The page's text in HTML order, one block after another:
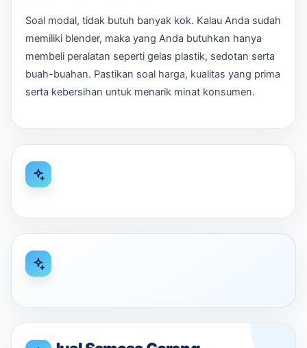
Soal modal, tidak butuh banyak kok. Kalau Anda sudah
memiliki blender, maka yang Anda butuhkan hanya
membeli peralatan seperti gelas plastik, sedotan serta
buah-buahan. Pastikan soal harga, kualitas yang prima
serta kebersihan untuk menarik minat konsumen.